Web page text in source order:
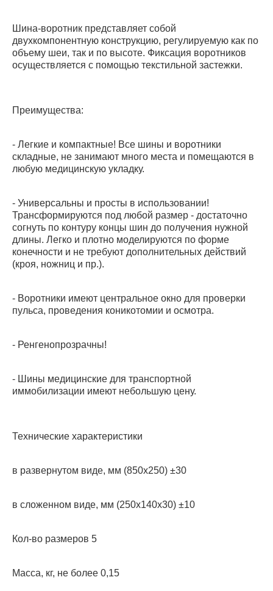
Шина-воротник представляет собой
двухкомпонентную конструкцию, регулируемую как по
объему шеи, так и по высоте. Фиксация воротников
осуществляется с помощью текстильной застежки.
Преимущества:
- Легкие и компактные! Все шины и воротники
складные, не занимают много места и помещаются в
любую медицинскую укладку.
- Универсальны и просты в использовании!
Трансформируются под любой размер - достаточно
согнуть по контуру концы шин до получения нужной
длины. Легко и плотно моделируются по форме
конечности и не требуют дополнительных действий
(кроя, ножниц и пр.).
- Воротники имеют центральное окно для проверки
пульса, проведения коникотомии и осмотра.
- Ренгенопрозрачны!
- Шины медицинские для транспортной
иммобилизации имеют небольшую цену.
Технические характеристики
в развернутом виде, мм (850х250) ±30
в сложенном виде, мм (250х140х30) ±10
Кол-во размеров 5
Масса, кг, не более 0,15